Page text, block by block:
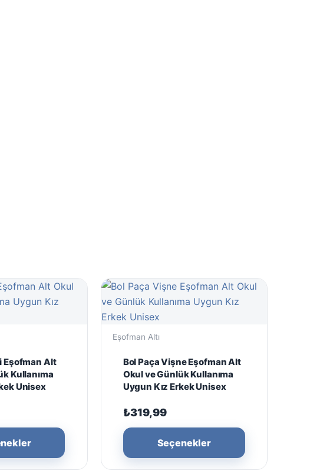
Eşofman Alt
Kullanıma
Unisex
birden
Eşofman Altı
Bol Paça Vişne Eşofman Alt
Okul ve Günlük Kullanıma
Uygun Kız Erkek Unisex
₺319,99
Seçenekler
birden